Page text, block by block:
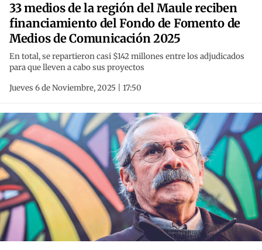
33 medios de la región del Maule reciben
financiamiento del Fondo de Fomento de
Medios de Comunicación 2025
En total, se repartieron casi $142 millones entre los adjudicados
para que lleven a cabo sus proyectos
Jueves 6 de Noviembre, 2025 | 17:50